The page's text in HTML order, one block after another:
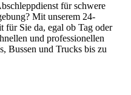
für schwere
Mit unserem 24-
für Sie da, egal ob Tag oder
und professionellen
Bussen und Trucks bis zu